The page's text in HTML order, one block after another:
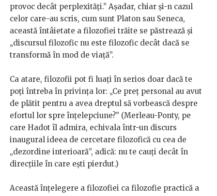
provoc decât perplexități.” Așadar, chiar și-n cazul
celor care-au scris, cum sunt Platon sau Seneca,
această întâietate a filozofiei trăite se păstrează și
„discursul filozofic nu este filozofic decât dacă se
transformă în mod de viață”.
Ca atare, filozofii pot fi luați în serios doar dacă te
poți întreba în privința lor: „Ce preț personal au avut
de plătit pentru a avea dreptul să vorbească despre
efortul lor spre înțelepciune?” (Merleau-Ponty, pe
care Hadot îl admira, echivala într-un discurs
inaugural ideea de cercetare filozofică cu cea de
„dezordine interioară”, adică: nu te cauți decât în
direcțiile în care ești pierdut.)
Această înțelegere a filozofiei ca filozofie practică a